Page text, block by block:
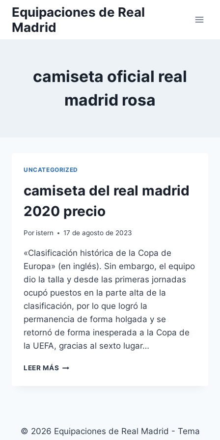
Saltar
contenido
Equipaciones de Real
Madrid
camiseta oficial real
madrid rosa
UNCATEGORIZED
camiseta del real madrid
2020 precio
Por istern 17 de agosto de 2023
«Clasificación histórica de la Copa de
Europa» (en inglés). Sin embargo, el equipo
dio la talla y desde las primeras jornadas
ocupó puestos en la parte alta de la
clasificación, por lo que logró la
permanencia de forma holgada y se
retornó de forma inesperada a la Copa de
la UEFA, gracias al sexto lugar…
LEER MÁS CAMISETA
© 2026 Equipaciones de Real Madrid - Tema